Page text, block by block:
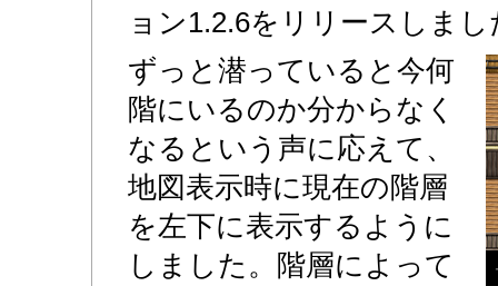
ョン1.2.6をリリースしまし
ずっと潜っていると今何
階にいるのか分からなく
なるという声に応えて、
地図表示時に現在の階層
を左下に表示するように
しました。階層によって